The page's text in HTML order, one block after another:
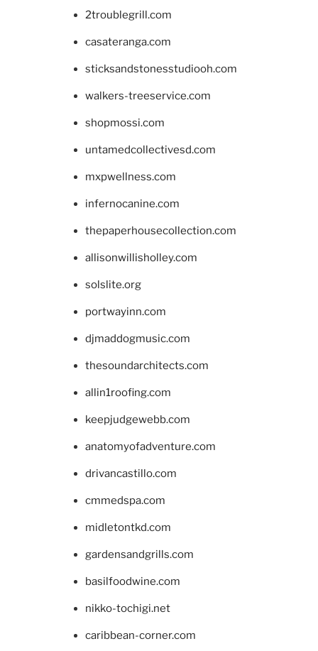
2troublegrill.com
casateranga.com
sticksandstonesstudiooh.com
walkers-treeservice.com
shopmossi.com
untamedcollectivesd.com
mxpwellness.com
infernocanine.com
thepaperhousecollection.com
allisonwillisholley.com
solslite.org
portwayinn.com
djmaddogmusic.com
thesoundarchitects.com
allin1roofing.com
keepjudgewebb.com
anatomyofadventure.com
drivancastillo.com
cmmedspa.com
midletontkd.com
gardensandgrills.com
basilfoodwine.com
nikko-tochigi.net
caribbean-corner.com